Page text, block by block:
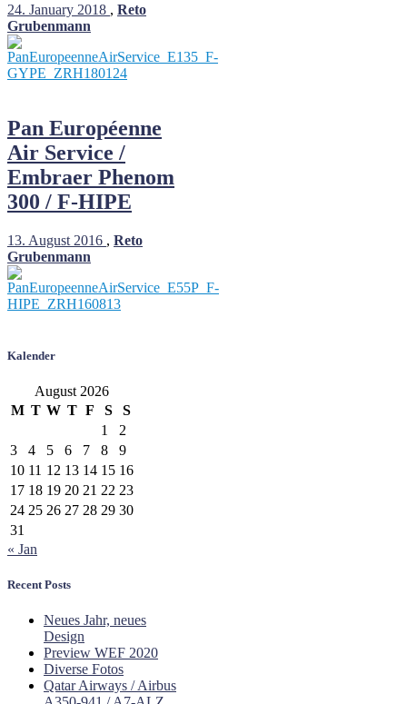
24. January 2018 , Reto
Grubenmann
Pan Européenne
Air Service /
Embraer Phenom
300 / F-HIPE
13. August 2016 , Reto
Grubenmann
Kalender
August 2026
M T W T F S
S
1
2
3
4 5 6 7 8
9
10 11 12 13 14 15 16
17 18 19 20 21 22 23
24 25 26 27 28 29 30
31
« Jan
Recent Posts
Neues Jahr, neues
Design
Preview WEF 2020
Diverse Fotos
Qatar Airways / Airbus